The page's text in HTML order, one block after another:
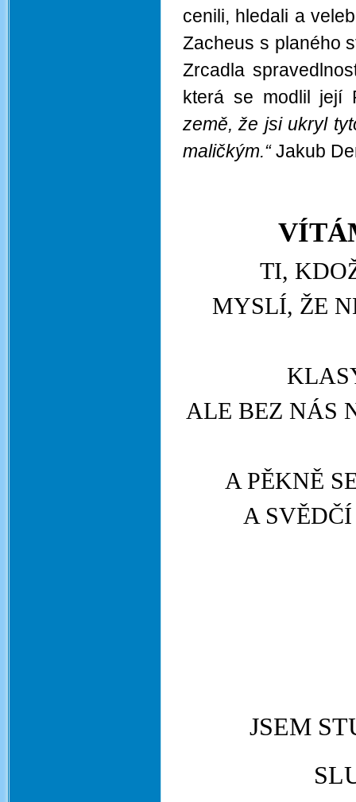
cenili, hledali a
Zacheus s planého
Zrcadla
která se modlil její
země, že jsi ukryl
maličkým.“Jakub
TI,
MYSLÍ, ŽE
ALE BEZ NÁS
A PĚKNĚ
A
JSEM